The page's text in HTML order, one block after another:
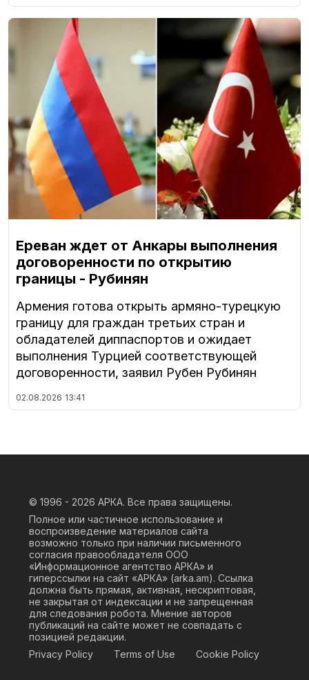
Ереван ждет от Анкары выполнения
договоренности по открытию
границы - Рубинян
Армения готова открыть армяно-турецкую
границу для граждан третьих стран и
обладателей диппаспортов и ожидает
выполнения Турцией соответствующей
договоренности, заявил Рубен Рубинян
02.08.2026 13:41
© 1996 - 2026 АРКА. Все права защищены.
Полное или частичное использование и
воспроизведение материалов сайта
возможно только при наличии письменного
согласия правообладателя ООО
«Информационное агентство АРКА» и
гиперссылки на сайт «АРКА» (arka.am). Ссылка
должна быть прямая, активная, нескриптовая,
не закрытая от индексации и не запрещенная
для следования робота. Мнение авторов
публикаций на сайте может не совпадать с
позицией редакции.
Privacy Policy
Terms of Use Cookie Policy